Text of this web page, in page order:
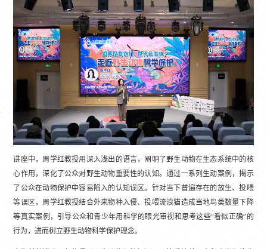
讲座中，周学红教授用深入浅出的语言，阐明了野生动物在生态系统中的核
心作用，深化了公众对野生动物重要性的认知。通过一系列生动案例，揭示
了公众在动物保护中容易陷入的认知误区。针对当下普遍存在的放生、投喂
等误区，周学红教授结合外来物种入侵、投喂流浪猫造成当地鸟类数量下降
等真实案例，引导公众和青少年用科学的眼光审视和思考这些“看似正确”的
行为，进而树立野生动物科学保护理念。